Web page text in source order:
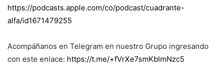
https://podcasts.apple.com/co/podcast/cuadrante-
alfa/id1671479255
Acompáñanos en Telegram en nuestro Grupo ingresando
con este enlace: https://t.me/+fVrXe7smKblmNzc5